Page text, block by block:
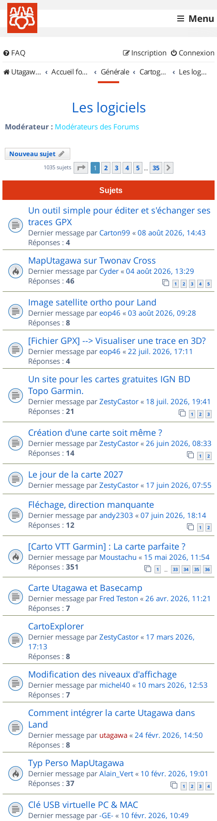
Menu
FAQ Connexion
Inscription
UtagawaVTT (Randos VTT et VTTAE avec traces GPS)
Accueil forum Générale Cartographie et GPS Les logiciels
Les logiciels
Modérateur : Modérateurs des Forums
Nouveau sujet
1035 sujets Page 1sur
1 2 3 4 5 … 35
Sujets
Un outil simple pour éditer et s'échanger ses
traces GPX
Dernier message par Carton99 « 08 août 2026, 14:43
Réponses : 4
MapUtagawa sur Twonav Cross
Dernier message par Cyder « 04 août 2026, 13:29
Réponses : 46 1 2 3 4 5
Image satellite ortho pour Land
Dernier message par eop46 « 03 août 2026, 09:28
Réponses : 8
[Fichier GPX] --> Visualiser une trace en 3D?
Dernier message par eop46 « 22 juil. 2026, 17:11
Réponses : 4
Un site pour les cartes gratuites IGN BD
Topo Garmin.
Dernier message par ZestyCastor « 18 juil. 2026, 19:41
Réponses : 21 1 2 3
Création d'une carte soit même ?
Dernier message par ZestyCastor « 26 juin 2026, 08:33
Réponses : 14 1 2
Le jour de la carte 2027
Dernier message par ZestyCastor « 17 juin 2026, 07:55
Fléchage, direction manquante
Dernier message par andy2303 « 07 juin 2026, 18:14
Réponses : 12 1 2
[Carto VTT Garmin] : La carte parfaite ?
Dernier message par Moustachu « 15 mai 2026, 11:54
Réponses : 351 1 … 33 34 35 36
Carte Utagawa et Basecamp
Dernier message par Fred Teston « 26 avr. 2026, 11:21
Réponses : 7
CartoExplorer
Dernier message par ZestyCastor « 17 mars 2026,
17:13
Réponses : 8
Modification des niveaux d'affichage
Dernier message par michel40 « 10 mars 2026, 12:53
Réponses : 7
Comment intégrer la carte Utagawa dans
Land
Dernier message par utagawa « 24 févr. 2026, 14:50
Réponses : 8
Typ Perso MapUtagawa
Dernier message par Alain_Vert « 10 févr. 2026, 19:01
Réponses : 37 1 2 3 4
Clé USB virtuelle PC & MAC
Dernier message par -GE- « 10 févr. 2026, 10:49